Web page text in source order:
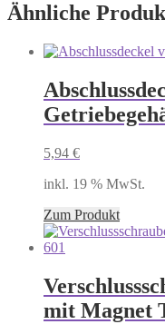
Ähnliche
5,94 €
inkl. 19 % MwSt.
Zum Produkt
mit Magnet